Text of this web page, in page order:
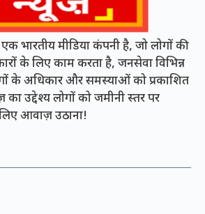
भारतीय मीडिया कंपनी है, जो लोगों की
के लिए काम करता है, जनसेवा विभिन्न
के अधिकार और समस्याओं को प्रकाशित
उद्देश्य लोगों को जमीनी स्तर पर
आवाज़ उठाना!